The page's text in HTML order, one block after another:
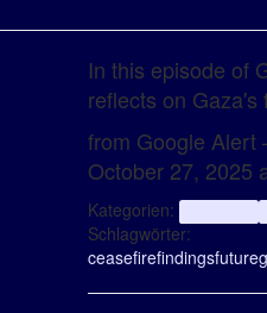
In this episode of
reflects on
from Google Alert
October 27, 2025
Kategorien:
Schlagwörter:
ceasefirefindingsfuture